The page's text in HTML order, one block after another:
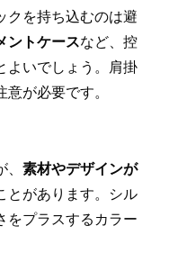
クを持ち込むのは避
ントケースなど、控
よいでしょう。肩掛
が必要です。
、素材やデザインが
とがあります。シル
をプラスするカラー